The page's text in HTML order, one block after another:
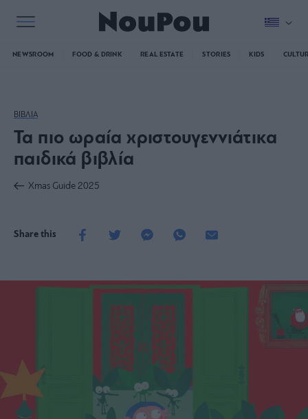
NEWSROOM FOOD & DRINK REAL ESTATE STORIES KIDS
ΒΙΒΛΙΑ
Τα πιο ωραία χριστουγεννιάτικα
παιδικά βιβλία
Xmas Guide 2025
Share this